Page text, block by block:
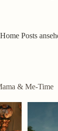
Posts
& Me-Time